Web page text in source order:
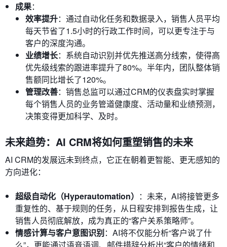
成果：
效率提升：通过自动化任务和数据录入，销售人员平均
每天节省了1.5小时的行政工作时间，可以更专注于与
客户的深度沟通。
业绩增长：系统自动识别并优先推送高分线索，使得高
优先级线索的跟进率提升了80%。半年内，团队整体销
售额同比增长了120%。
管理改善：销售总监可以通过CRM的仪表盘实时掌握
每个销售人员的业务管道健康度、活动量和业绩预测，
决策变得更加科学、及时。
未来趋势：AI CRM将如何重塑销售的未来
AI CRM的发展远未到终点，它正在朝着更智能、更无感知的
方向进化：
超级自动化（Hyperautomation） ：未来，AI将接管更多
重复性的、基于规则的任务，从日程安排到报告生成，让
销售人员彻底解放，成为真正的“客户关系策略师”。
情感计算与客户意图识别：AI将不仅能分析“客户说了什